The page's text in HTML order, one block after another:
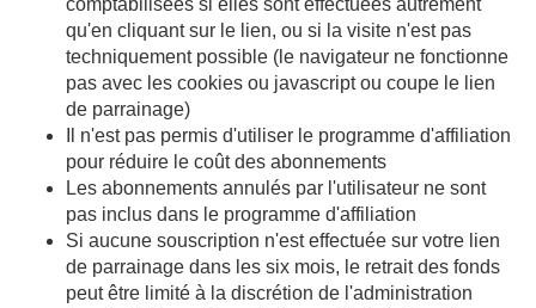
comptabilisées si elles sont effectuées autrement
qu'en cliquant sur le lien, ou si la visite n'est pas
techniquement possible (le navigateur ne fonctionne
pas avec les cookies ou javascript ou coupe le lien
de parrainage)
Il n'est pas permis d'utiliser le programme d'affiliation
pour réduire le coût des abonnements
Les abonnements annulés par l'utilisateur ne sont
pas inclus dans le programme d'affiliation
Si aucune souscription n'est effectuée sur votre lien
de parrainage dans les six mois, le retrait des fonds
peut être limité à la discrétion de l'administration